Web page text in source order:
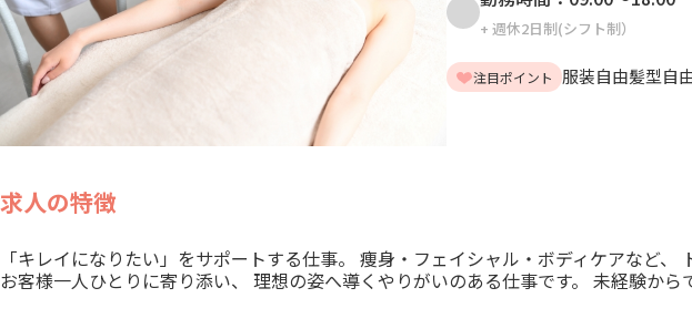
+ 週休2日制(シフト制）
注目ポイント 服装自由髪型自
求人の特徴
「キレイになりたい」をサポートする仕事。 痩身・フェイシャル・ボディケアなど
お客様一人ひとりに寄り添い、 理想の姿へ導くやりがいのある仕事です。 未経験から